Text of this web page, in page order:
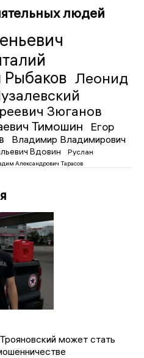
людей
Рыбаков Леонид
Зюганов
Тимошин
Егор
Владимир Владимирович
Вдовин
Руслан
Александрович Тарасов
может стать